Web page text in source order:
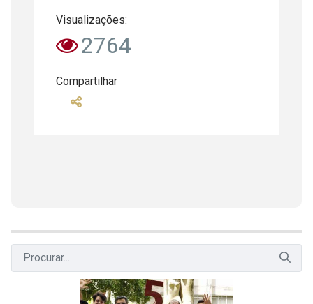
Visualizações:
2764
Compartilhar